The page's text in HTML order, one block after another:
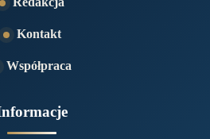
Kontakt
Współpraca